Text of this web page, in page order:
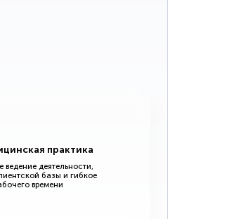
практика
ведение деятельности,
базы и гибкое
времени